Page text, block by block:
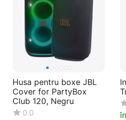
Husa pentru boxe JBL
Cover for PartyBox
Club 120, Negru
0.0